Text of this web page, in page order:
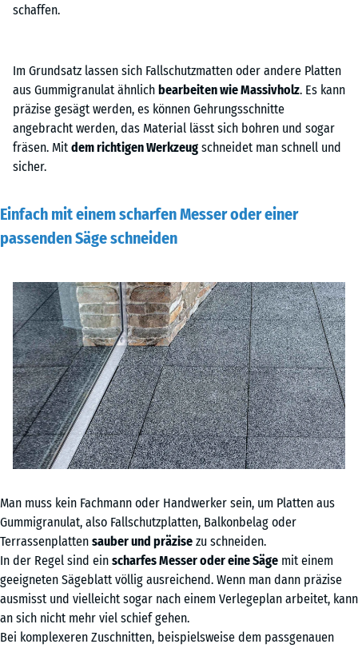
schaffen.
Im Grundsatz lassen sich Fallschutzmatten oder andere Platten
aus Gummigranulat ähnlich bearbeiten wie Massivholz. Es kann
präzise gesägt werden, es können Gehrungsschnitte
angebracht werden, das Material lässt sich bohren und sogar
fräsen. Mit dem richtigen Werkzeug schneidet man schnell und
sicher.
Einfach mit einem scharfen Messer oder einer
passenden Säge schneiden
Man muss kein Fachmann oder Handwerker sein, um Platten aus
Gummigranulat, also Fallschutzplatten, Balkonbelag oder
Terrassenplatten sauber und präzise zu schneiden.
In der Regel sind ein scharfes Messer oder eine Säge mit einem
geeigneten Sägeblatt völlig ausreichend. Wenn man dann präzise
ausmisst und vielleicht sogar nach einem Verlegeplan arbeitet, kann
an sich nicht mehr viel schief gehen.
Bei komplexeren Zuschnitten, beispielsweise dem passgenauen